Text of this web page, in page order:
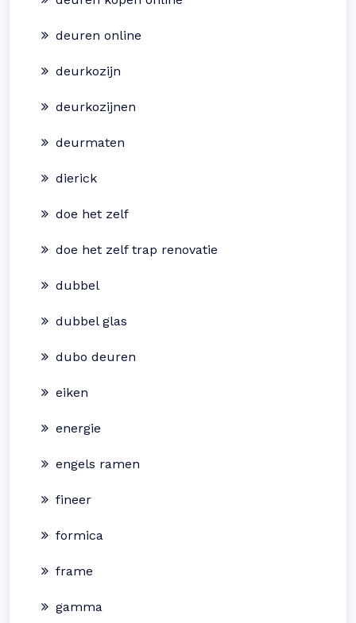
deuren online
deurkozijn
deurkozijnen
deurmaten
dierick
doe het zelf
doe het zelf trap renovatie
dubbel
dubbel glas
dubo deuren
eiken
energie
engels ramen
fineer
formica
frame
gamma